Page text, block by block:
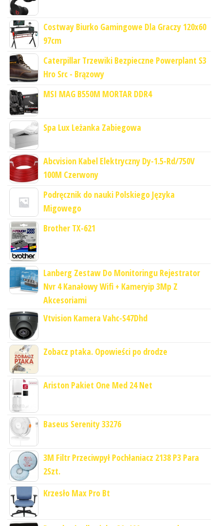
Costway Biurko Gamingowe Dla Graczy 120x60
97cm
Caterpillar Trzewiki Bezpieczne Powerplant S3
Hro Src - Brązowy
MSI MAG B550M MORTAR DDR4
Spa Lux Leżanka Zabiegowa
Abcvision Kabel Elektryczny Dy-1.5-Rd/750V
100M Czerwony
Podręcznik do nauki Polskiego Języka
Migowego
Brother TX-621
Lanberg Zestaw Do Monitoringu Rejestrator
Nvr 4 Kanałowy Wifi + Kameryip 3Mp Z
Akcesoriami
Vtvision Kamera Vahc-S47Dhd
Zobacz ptaka. Opowieści po drodze
Ariston Pakiet One Med 24 Net
Baseus Serenity 33276
3M Filtr Przeciwpył Pochłaniacz 2138 P3 Para
2Szt.
Krzesło Max Pro Bt